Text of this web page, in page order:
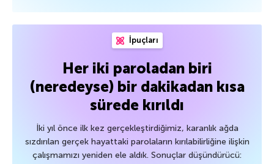
İpuçları
Her iki paroladan biri
(neredeyse) bir dakikadan kısa
sürede kırıldı
İki yıl önce ilk kez gerçekleştirdiğimiz, karanlık ağda
sızdırılan gerçek hayattaki parolaların kırılabilirliğine ilişkin
çalışmamızı yeniden ele aldık. Sonuçlar düşündürücü: